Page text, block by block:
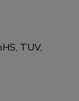
TUV,